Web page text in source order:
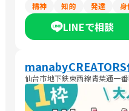
精神
知的 発達 身
LINEで相談
仙台市地下鉄東西線青葉通一